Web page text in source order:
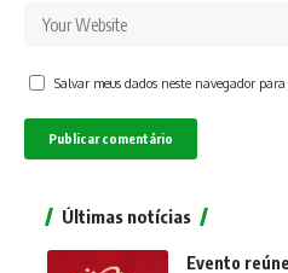
Salvar meus dados neste navegador
Últimas notícias
Evento